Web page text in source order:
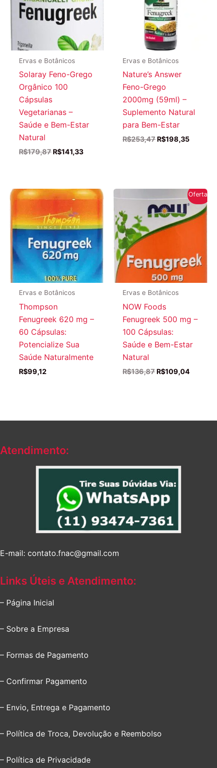
Ervas e Botânicos
Solaray Feno-Grego
Orgânico 100
Cápsulas
Vegetarianas –
Saúde e Bem-Estar
Natural
R$179,87 O
R$141,33O
Ervas e Botânicos
Nature’s Answer
Feno-Grego
2000mg (59ml) –
Suplemento Natural
para Bem-Estar
R$253,47 O
R$198,35O
Ervas e Botânicos
Thompson
Fenugreek 620 mg –
60 Cápsulas:
Potencialize Sua
Saúde Naturalmente
R$99,12
Oferta!
Ervas e Botânicos
NOW Foods
Fenugreek 500 mg –
100 Cápsulas:
Saúde e Bem-Estar
Natural
R$136,87 O
R$109,04O
Atendimento:
E-mail: contato.fnac@gmail.com
Links Úteis e Atendimento:
– Página Inicial
– Sobre a Empresa
– Formas de Pagamento
– Confirmar Pagamento
– Envio, Entrega e Pagamento
– Política de Troca, Devolução e Reembolso
– Política de Privacidade